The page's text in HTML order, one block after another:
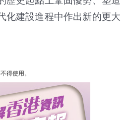
化建設進程中作出新的更大
得使用。